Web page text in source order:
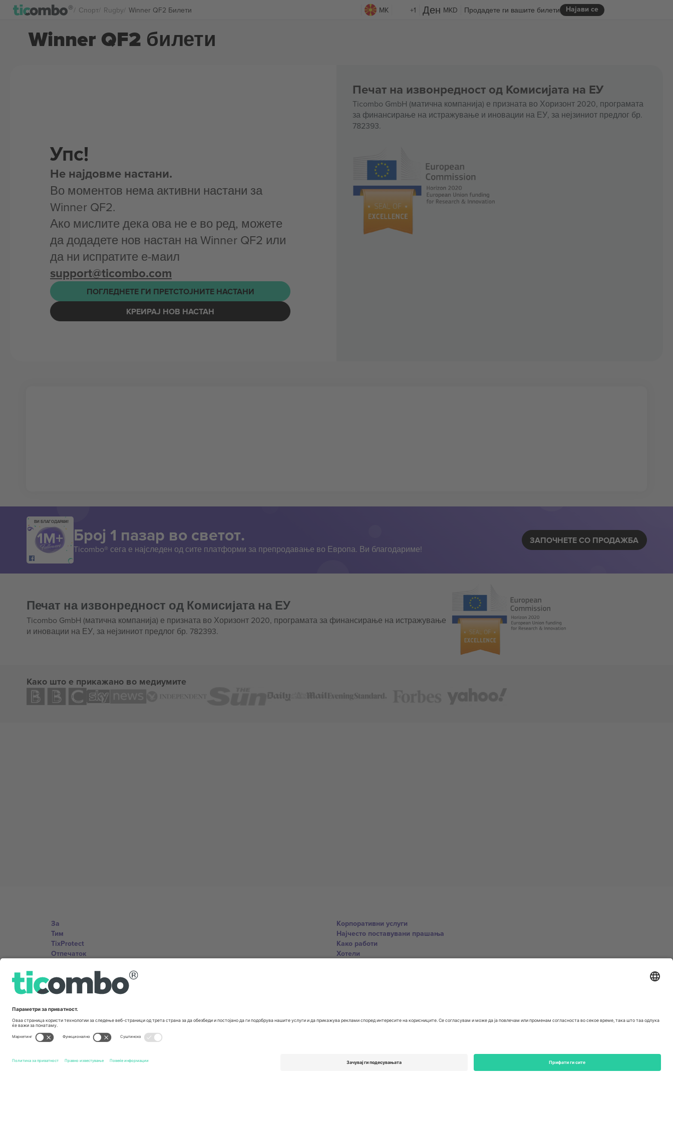
Спорт Rugby Winner QF2 Билети MK +1 MKD Најави се
Продадете ги вашите билети
Winner QF2 билети
Упс!
Не најдовме настани.
Во моментов нема активни настани за
Winner QF2.
Ако мислите дека ова не е во ред, можете
да додадете нов настан на Winner QF2 или
да ни испратите е-маил
support@ticombo.com
ПОГЛЕДНЕТЕ ГИ ПРЕТСТОЈНИТЕ НАСТАНИ
КРЕИРАЈ НОВ НАСТАН
Печат на извонредност од Комисијата на ЕУ
Ticombo GmbH (матична компанија) е призната во Хоризонт 2020, програмата
за финансирање на истражување и иновации на ЕУ, за нејзиниот предлог бр.
782393.
ВИ БЛАГОДАРАМ!
Број 1 пазар во светот.
Ticombo® сега е најследен од сите платформи за препродавање во Европа. Ви благодариме!
ЗАПОЧНЕТЕ СО ПРОДАЖБА
Печат на извонредност од Комисијата на ЕУ
Ticombo GmbH (матична компанија) е призната во Хоризонт 2020, програмата за финансирање на истражување
и иновации на ЕУ, за нејзиниот предлог бр. 782393.
Како што е прикажано во медиумите
За
Тим
TixProtect
Отпечаток
Придружна програма
Корпоративни услуги
Најчесто поставувани прашања
Како работи
Хотели